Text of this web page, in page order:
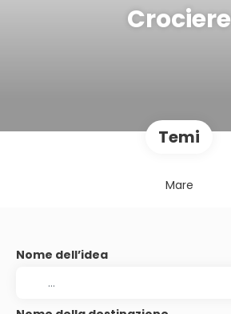
Crociere
Temi
Mare
Nome dell’idea